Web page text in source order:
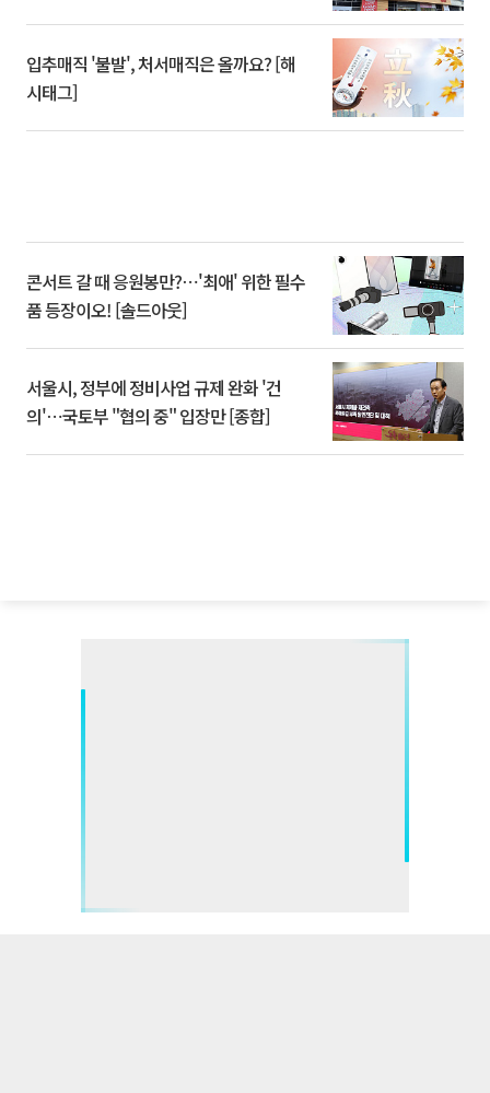
입추매직 '불발', 처서매직은 올까요? [해
시태그]
콘서트 갈 때 응원봉만?⋯'최애' 위한 필수
품 등장이오! [솔드아웃]
서울시, 정부에 정비사업 규제 완화 '건
의'⋯국토부 "협의 중" 입장만 [종합]